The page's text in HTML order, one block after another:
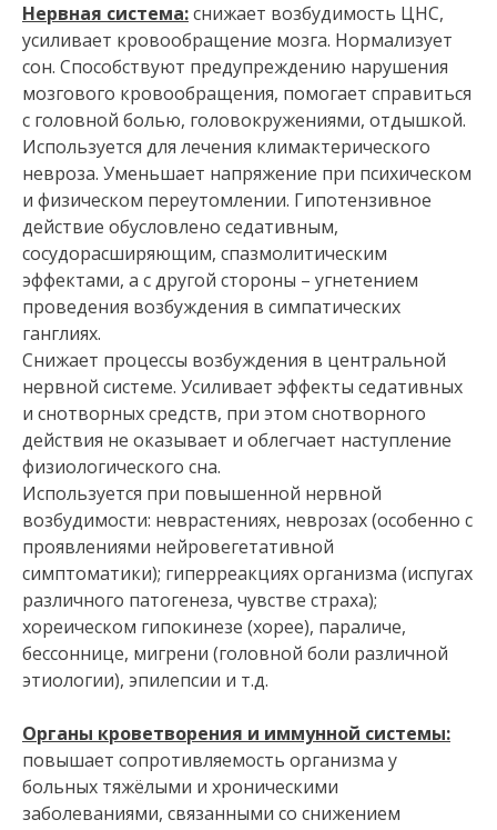
Нервная система:снижает возбудимость ЦНС,
усиливает кровообращение мозга. Нормализует
сон. Способствуют предупреждению нарушения
мозгового кровообращения, помогает справиться
с головной болью, головокружениями, отдышкой.
Используется для лечения климактерического
невроза. Уменьшает напряжение при психическом
и физическом переутомлении. Гипотензивное
действие обусловлено седативным,
сосудорасширяющим, спазмолитическим
эффектами, а с другой стороны – угнетением
проведения возбуждения в симпатических
ганглиях.
Снижает процессы возбуждения в центральной
нервной системе. Усиливает эффекты седативных
и снотворных средств, при этом снотворного
действия не оказывает и облегчает наступление
физиологического сна.
Используется при повышенной нервной
возбудимости: неврастениях, неврозах (особенно с
проявлениями нейровегетативной
симптоматики); гиперреакциях организма (испугах
различного патогенеза, чувстве страха);
хореическом гипокинезе (хорее), параличе,
бессоннице, мигрени (головной боли различной
этиологии), эпилепсии и т.д.
Органы кроветворения и иммунной системы:
повышает сопротивляемость организма у
больных тяжёлыми и хроническими
заболеваниями, связанными со снижением